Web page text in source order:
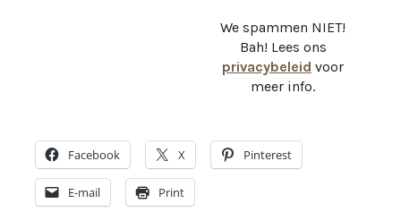
We spammen NIET!
Bah! Lees ons
privacybeleid voor
meer info.
Facebook X Pinterest
E-mail Print